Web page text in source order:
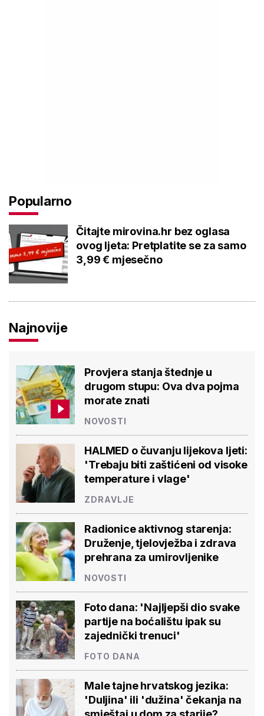
Popularno
Čitajte mirovina.hr bez oglasa
ovog ljeta: Pretplatite se za samo
3,99 € mjesečno
Najnovije
Provjera stanja štednje u
drugom stupu: Ova dva pojma
morate znati
NOVOSTI
HALMED o čuvanju lijekova ljeti:
'Trebaju biti zaštićeni od visoke
temperature i vlage'
ZDRAVLJE
Radionice aktivnog starenja:
Druženje, tjelovježba i zdrava
prehrana za umirovljenike
NOVOSTI
Foto dana: 'Najljepši dio svake
partije na boćalištu ipak su
zajednički trenuci'
FOTO DANA
Male tajne hrvatskog jezika:
'Duljina' ili 'dužina' čekanja na